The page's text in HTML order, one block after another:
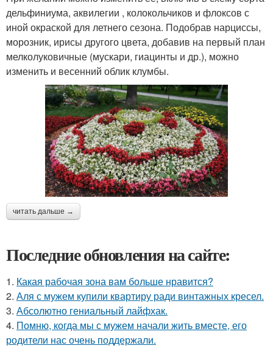
дельфиниума, аквилегии , колокольчиков и флоксов с
иной окраской для летнего сезона. Подобрав нарциссы,
морозник, ирисы другого цвета, добавив на первый план
мелколуковичные (мускари, гиацинты и др.), можно
изменить и весенний облик клумбы.
читать дальше →
Последние обновления на сайте:
1. Какая рабочая зона вам больше нравится?
2. Аля с мужем купили квартиру ради винтажных кресел.
3. Абсолютно гениальный лайфхак.
4. Помню, когда мы с мужем начали жить вместе, его
родители нас очень поддержали.